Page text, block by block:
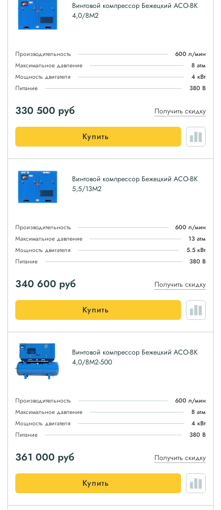
Винтовой компрессор Бежецкий АСО-ВК
4,0/8М2
Производительность
600 л/мин
Максимальное давление
8 атм
Мощность двигателя
4 кВт
Питание
380 В
330 500 руб Получить скидку
Купить
Винтовой компрессор Бежецкий АСО-ВК
5,5/13М2
Производительность
600 л/мин
Максимальное давление
13 атм
Мощность двигателя
5.5 кВт
Питание
380 В
340 600 руб Получить скидку
Купить
Винтовой компрессор Бежецкий АСО-ВК
4,0/8М2-500
Производительность
600 л/мин
Максимальное давление
8 атм
Мощность двигателя
4 кВт
Питание
380 В
361 000 руб Получить скидку
Купить